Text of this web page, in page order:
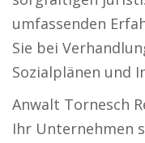
umfassenden
Sie bei
Sozialplänen und
Anwalt Tornesch
Ihr Unternehmen